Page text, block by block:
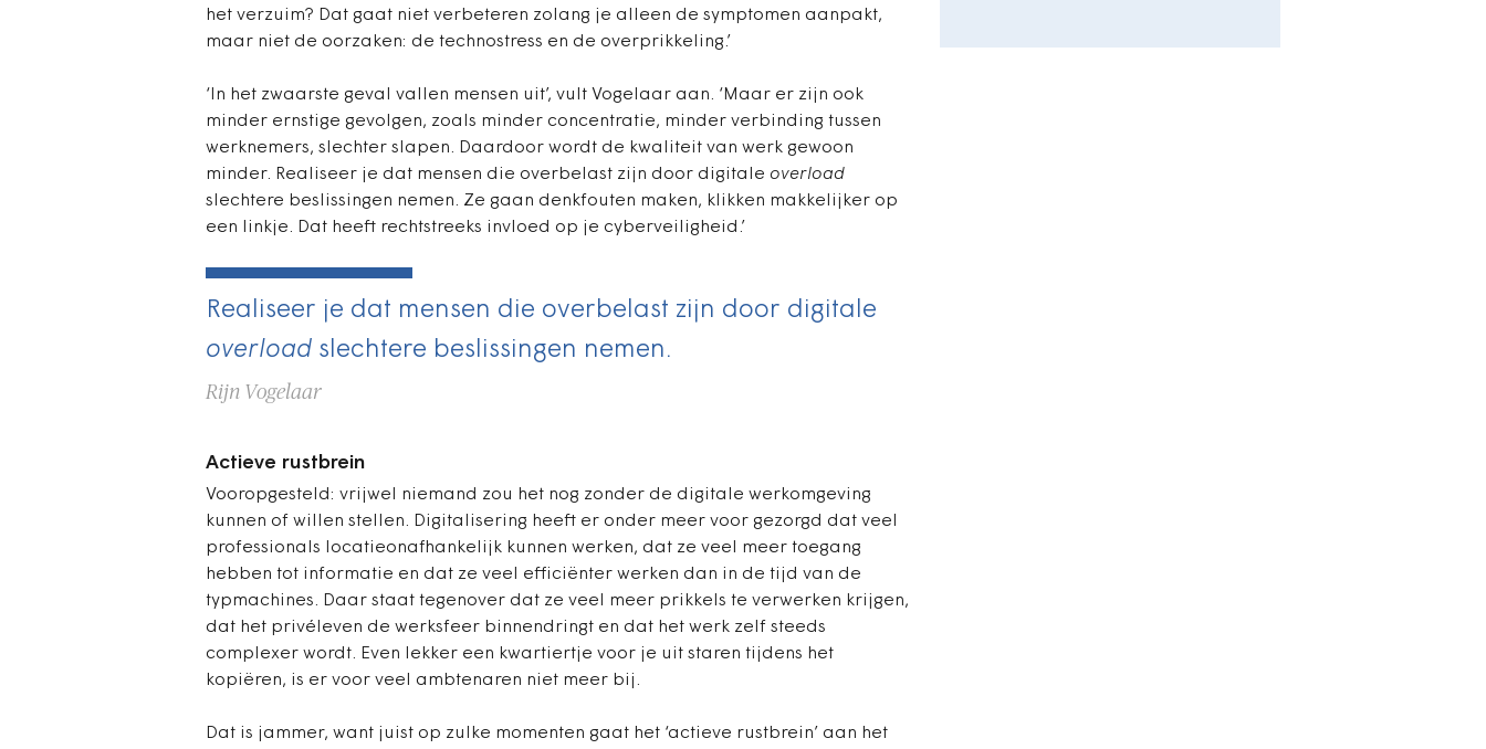
het verzuim? Dat gaat niet verbeteren zolang je alleen de symptomen aanpakt,
maar niet de oorzaken: de technostress en de overprikkeling.’
‘In het zwaarste geval vallen mensen uit’, vult Vogelaar aan. ‘Maar er zijn ook
minder ernstige gevolgen, zoals minder concentratie, minder verbinding tussen
werknemers, slechter slapen. Daardoor wordt de kwaliteit van werk gewoon
minder. Realiseer je dat mensen die overbelast zijn door digitale overload
slechtere beslissingen nemen. Ze gaan denkfouten maken, klikken makkelijker op
een linkje. Dat heeft rechtstreeks invloed op je cyberveiligheid.’
Realiseer je dat mensen die overbelast zijn door digitale
overload slechtere beslissingen nemen.
Rijn Vogelaar
Actieve rustbrein
Vooropgesteld: vrijwel niemand zou het nog zonder de digitale werkomgeving
kunnen of willen stellen. Digitalisering heeft er onder meer voor gezorgd dat veel
professionals locatie­onafhankelijk kunnen werken, dat ze veel meer toegang
hebben tot informatie en dat ze veel efficiënter werken dan in de tijd van de
typmachines. Daar staat tegenover dat ze veel meer prikkels te verwerken krijgen,
dat het privéleven de werksfeer binnendringt en dat het werk zelf steeds
complexer wordt. Even lekker een kwartiertje voor je uit staren tijdens het
kopiëren, is er voor veel ambtenaren niet meer bij.
Dat is jammer, want juist op zulke momenten gaat het ‘actieve rustbrein’ aan het